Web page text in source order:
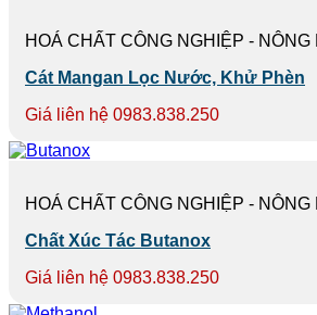
HOÁ CHẤT CÔNG NGHIỆP - NÔNG
Cát Mangan Lọc Nước, Khử Phèn
Giá liên hệ 0983.838.250
HOÁ CHẤT CÔNG NGHIỆP - NÔNG
Chất Xúc Tác Butanox
Giá liên hệ 0983.838.250